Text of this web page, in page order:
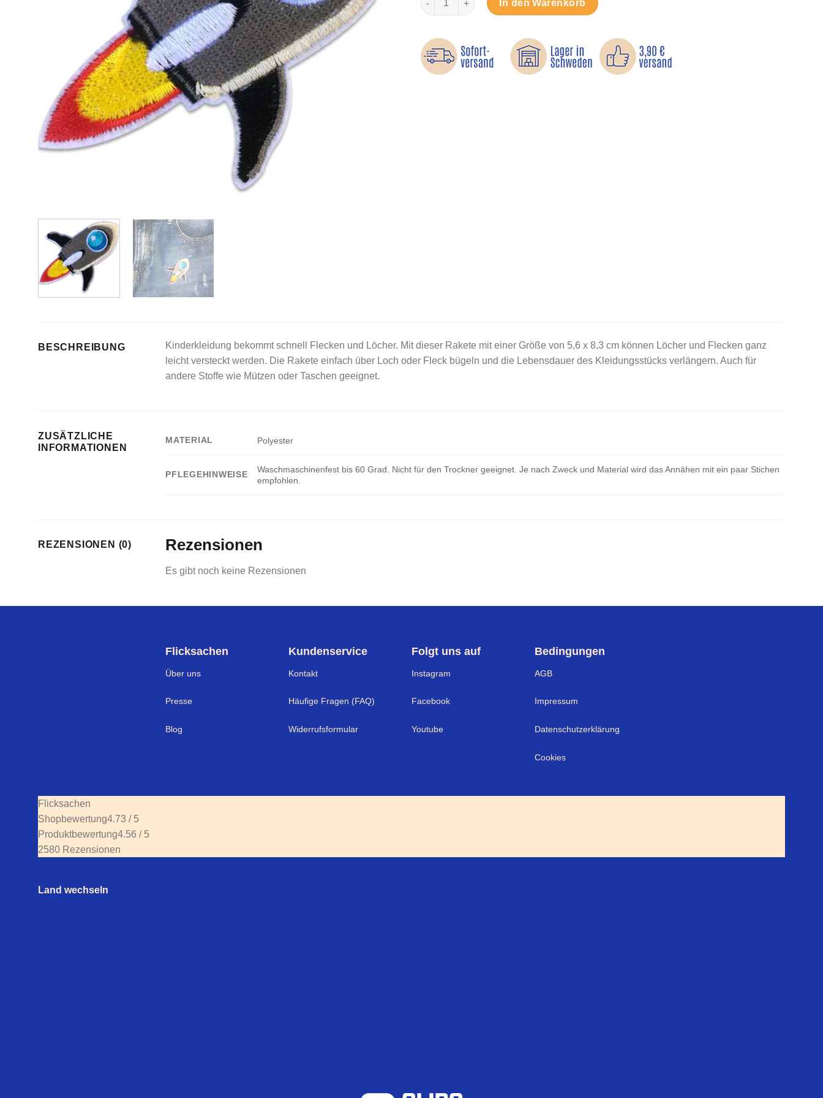
In den Warenkorb
BESCHREIBUNG
Kinderkleidung bekommt schnell Flecken und Löcher. Mit dieser Rakete mit einer Größe von 5,6 x 8,3 cm können Löcher und Flecken ganz
leicht versteckt werden. Die Rakete einfach über Loch oder Fleck bügeln und die Lebensdauer des Kleidungsstücks verlängern. Auch für
andere Stoffe wie Mützen oder Taschen geeignet.
ZUSÄTZLICHE
INFORMATIONEN
MATERIAL Polyester
PFLEGEHINWEISE
Waschmaschinenfest bis 60 Grad. Nicht für den Trockner geeignet. Je nach Zweck und Material wird das Annähen mit ein paar Stichen
empfohlen.
REZENSIONEN (0) Rezensionen
Es gibt noch keine Rezensionen
Flicksachen
Über uns
Presse
Blog
Kundenservice
Kontakt
Häufige Fragen (FAQ)
Widerrufsformular
Folgt uns auf
Instagram
Facebook
Youtube
Bedingungen
AGB
Impressum
Datenschutzerklärung
Cookies
Flicksachen
Shopbewertung4.73 / 5
Produktbewertung4.56 / 5
2580 Rezensionen
Land wechseln